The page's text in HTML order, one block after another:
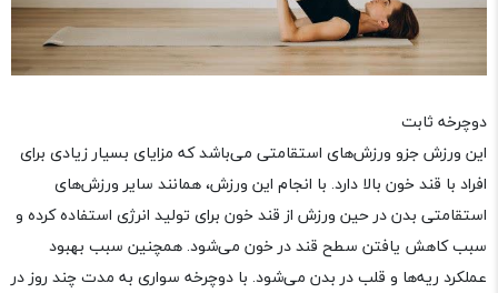
دوچرخه ثابت
این ورزش جزو ورزش‌های استقامتی می‌باشد که مزایای بسیار زیادی برای
افراد با قند خون بالا دارد. با انجام این ورزش، همانند سایر ورزش‌های
استقامتی بدن در حین ورزش از قند خون برای تولید انرژی استفاده کرده و
سبب کاهش یافتن سطح قند در خون می‌شود. همچنین سبب بهبود
عملکرد ریه‌ها و قلب در بدن می‌شود. با دوچرخه سواری به مدت چند روز در